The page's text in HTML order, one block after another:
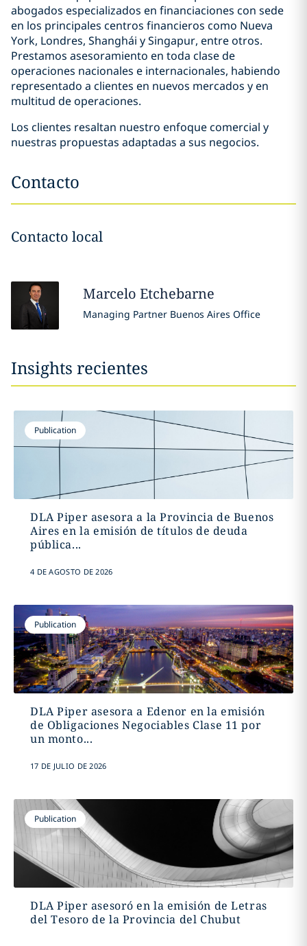
abogados especializados en financiaciones con sede
en los principales centros financieros como Nueva
York, Londres, Shanghái y Singapur, entre otros.
Prestamos asesoramiento en toda clase de
operaciones nacionales e internacionales, habiendo
representado a clientes en nuevos mercados y en
multitud de operaciones.
Los clientes resaltan nuestro enfoque comercial y
nuestras propuestas adaptadas a sus negocios.
Contacto
Contacto local
Marcelo Etchebarne
Managing Partner Buenos Aires Office
Insights recientes
Publication
DLA Piper asesora a la Provincia de Buenos
Aires en la emisión de títulos de deuda
pública...
4 DE AGOSTO DE 2026
Publication
DLA Piper asesora a Edenor en la emisión
de Obligaciones Negociables Clase 11 por
un monto...
17 DE JULIO DE 2026
Publication
DLA Piper asesoró en la emisión de Letras
del Tesoro de la Provincia del Chubut